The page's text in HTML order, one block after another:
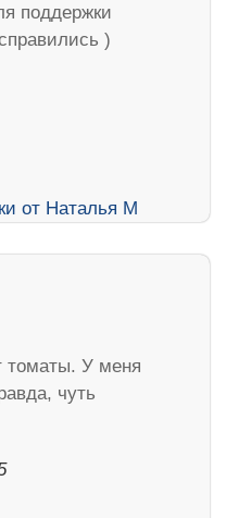
поддержки
)
томаты. У меня
чуть